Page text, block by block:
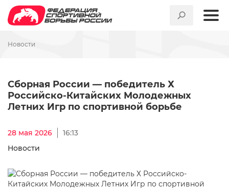
Новости
Сборная России — победитель Х
Российско-Китайских Молодежных
Летних Игр по спортивной борьбе
28 мая 2026
16:13
Новости